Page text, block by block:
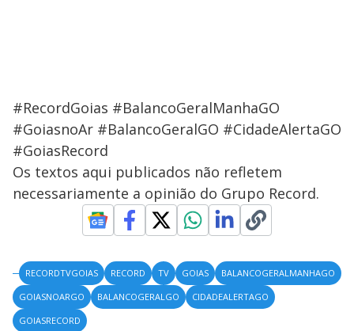
#RecordGoias #BalancoGeralManhaGO
#GoiasnoAr #BalancoGeralGO #CidadeAlertaGO
#GoiasRecord
Os textos aqui publicados não refletem
necessariamente a opinião do Grupo Record.
RECORDTVGOIAS RECORD TV GOIAS
BALANCOGERALMANHAGO
GOIASNOARGO
BALANCOGERALGO
CIDADEALERTAGO
GOIASRECORD